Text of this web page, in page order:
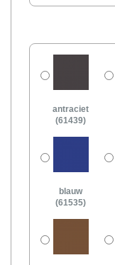
antraciet
(61439)
blauw
(61535)